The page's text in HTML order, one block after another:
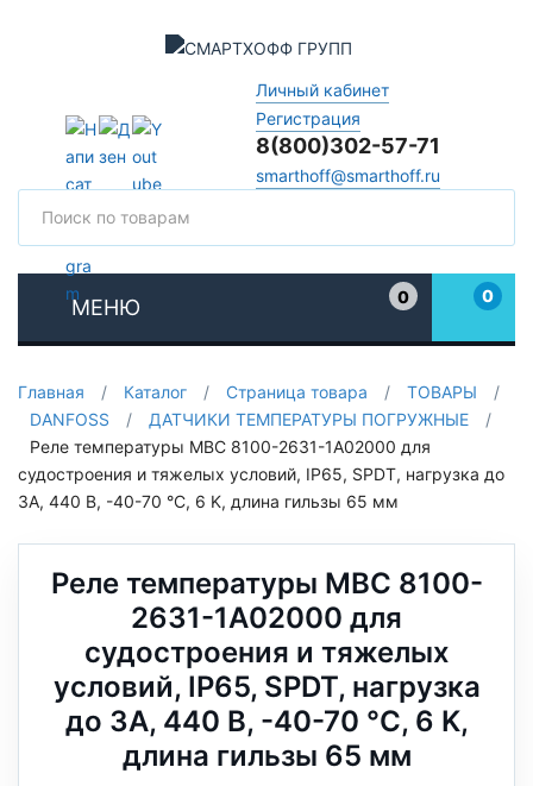
Личный кабинет
Регистрация
8(800)302-57-71
smarthoff@smarthoff.ru
МЕНЮ
0
0
Главная / Каталог / Страница товара / ТОВАРЫ
/
DANFOSS
/ ДАТЧИКИ ТЕМПЕРАТУРЫ ПОГРУЖНЫЕ
/
Реле температуры MBC 8100-2631-1A02000 для
судостроения и тяжелых условий, IP65, SPDT, нагрузка до
3А, 440 В, -40-70 °C, 6 K, длина гильзы 65 мм
Реле температуры MBC 8100-
2631-1A02000 для
судостроения и тяжелых
условий, IP65, SPDT, нагрузка
до 3А, 440 В, -40-70 °C, 6 K,
длина гильзы 65 мм